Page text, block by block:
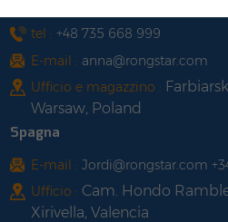
tel : +48 735 668 999
E-mail : anna@rongstar.com
Ufficio e magazzino :
Warsaw, Poland
Spagna
E-mail : Jordi@rongstar.com
Ufficio : Cam. Hondo
Xirivella, Valencia